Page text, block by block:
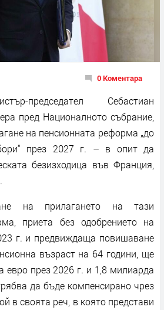
0 Коментара
председател Себастиан
пред Националното събрание,
на пенсионната реформа „до
през 2027 г. – в опит да
безизходица във Франция,
на прилагането на тази
приета без одобрението на
г. и предвиждаща повишаване
възраст на 64 години, ще
евро през 2026 г. и 1,8 милиарда
да бъде компенсирано чрез
в своята реч, в която представи